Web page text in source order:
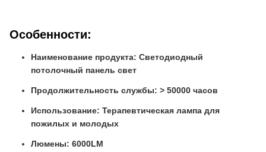
Особенности:
Наименование продукта: Светодиодный
потолочный панель свет
Продолжительность службы: > 50000 часов
Использование: Терапевтическая лампа для
пожилых и молодых
Люмены: 6000LM